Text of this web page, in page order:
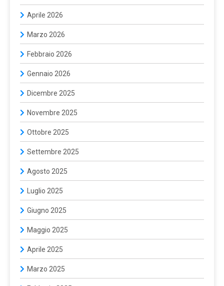
Aprile 2026
Marzo 2026
Febbraio 2026
Gennaio 2026
Dicembre 2025
Novembre 2025
Ottobre 2025
Settembre 2025
Agosto 2025
Luglio 2025
Giugno 2025
Maggio 2025
Aprile 2025
Marzo 2025